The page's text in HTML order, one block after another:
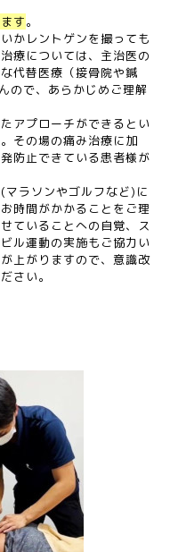
す。
かレントゲンを撮っても
療については、主治医の
代替医療（接骨院や鍼
ので、あらかじめご理解
アプローチができるとい
その場の痛み治療に加
防止できている患者様が
ラソンやゴルフなど)に
時間がかかることをご理
ていることへの自覚、ス
ル運動の実施もご協力い
上がりますので、意識改
さい。